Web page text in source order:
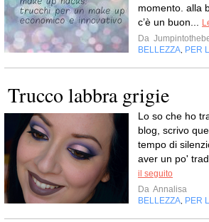
momento. alla
c’è un buon...
Da
BELLEZZA PER
Trucco labbra grigie
Lo so che ho
blog, scrivo
tempo di
aver un po'
il seguito
Da Annalisa
BELLEZZA PER